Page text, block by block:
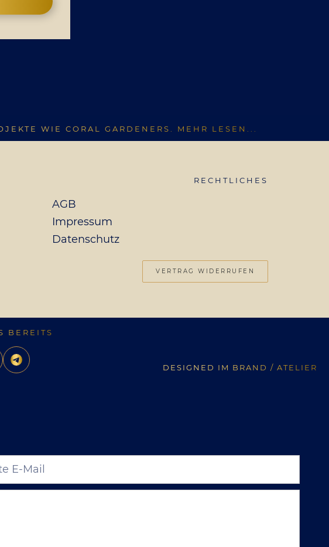
WIE CORAL GARDENERS. MEHR LESEN...
RECHTLICHES
AGB
Impressum
Datenschutz
VERTRAG WIDERRUFEN
BEREITS
DESIGNED IM BRAND / ATELIER